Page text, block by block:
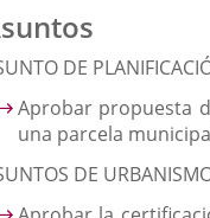
DE
Aprobar propuesta
una parcela
DE